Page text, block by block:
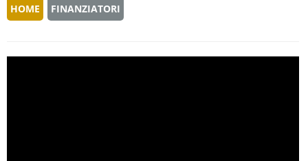
HOME FINANZIATORI